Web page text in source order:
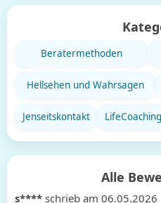
Beratermethoden
Hellsehen und Wahrsagen
Jenseitskontakt LifeCoaching
Alle
s**** schrieb am 06.05.2026